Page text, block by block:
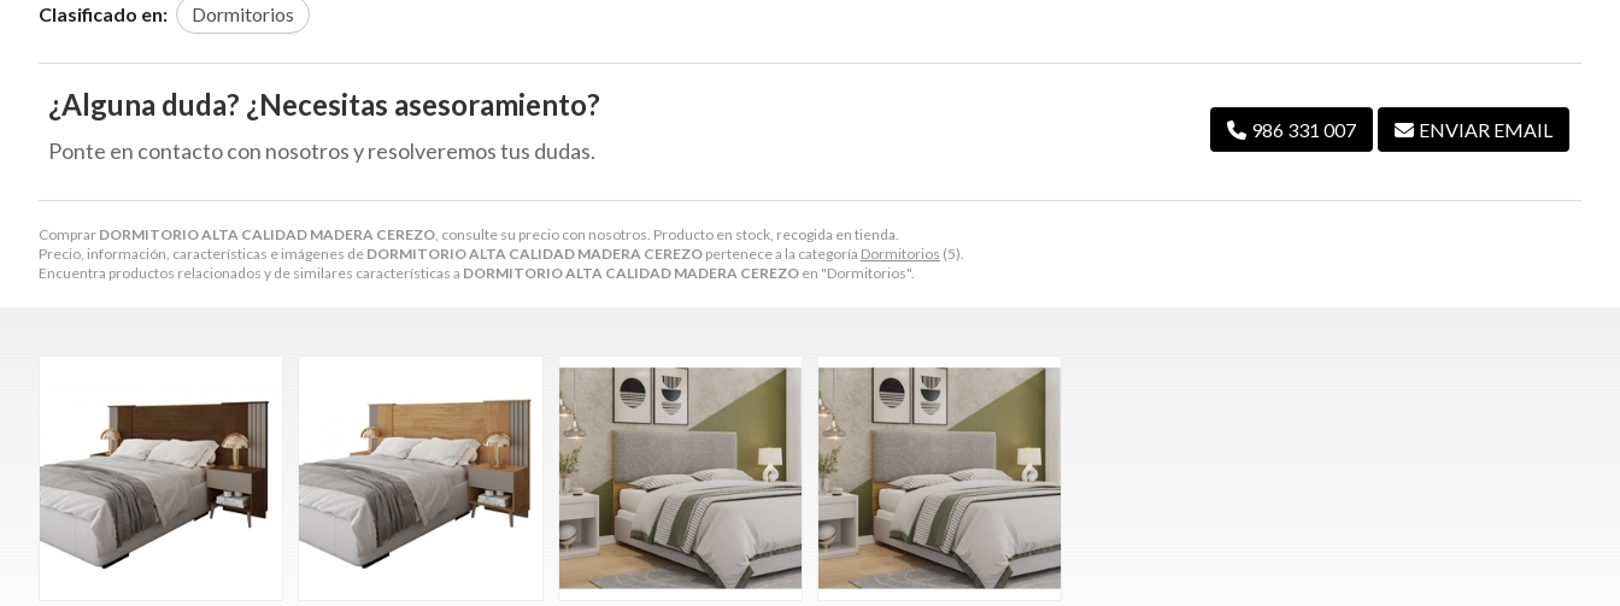
Comprar DORMITORIO ALTA CALIDAD MADERA CEREZO, consulte su precio con nosotros. Producto en stock, recogida en tienda.
Precio, información, características e imágenes de DORMITORIO ALTA CALIDAD MADERA CEREZO pertenece a la categoría Dormitorios (5).
Encuentra productos relacionados y de similares características a DORMITORIO ALTA CALIDAD MADERA CEREZO en "Dormitorios".
Clasificado en: Dormitorios
¿Alguna duda? ¿Necesitas asesoramiento?
Ponte en contacto con nosotros y resolveremos tus dudas.
986 331 007 ENVIAR EMAIL